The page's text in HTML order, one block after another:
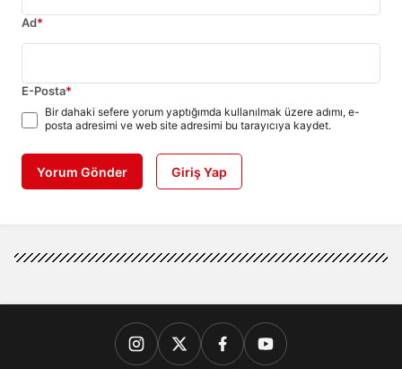
Ad*
E-Posta*
Bir dahaki sefere yorum yaptığımda kullanılmak üzere adımı, e-
posta adresimi ve web site adresimi bu tarayıcıya kaydet.
Yorum Gönder Giriş Yap